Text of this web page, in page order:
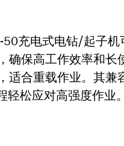
充电式电钻/起子机
确保高工作效率和长
适合重载作业。其兼
松应对高强度作业。